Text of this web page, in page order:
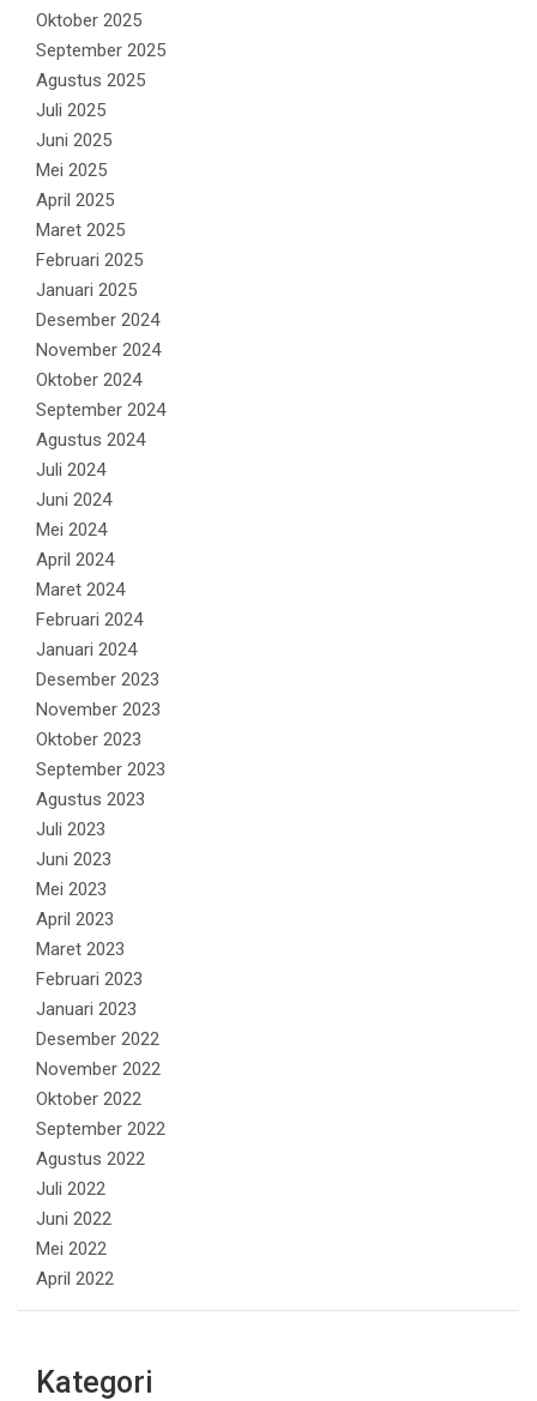
Oktober 2025
September 2025
Agustus 2025
Juli 2025
Juni 2025
Mei 2025
April 2025
Maret 2025
Februari 2025
Januari 2025
Desember 2024
November 2024
Oktober 2024
September 2024
Agustus 2024
Juli 2024
Juni 2024
Mei 2024
April 2024
Maret 2024
Februari 2024
Januari 2024
Desember 2023
November 2023
Oktober 2023
September 2023
Agustus 2023
Juli 2023
Juni 2023
Mei 2023
April 2023
Maret 2023
Februari 2023
Januari 2023
Desember 2022
November 2022
Oktober 2022
September 2022
Agustus 2022
Juli 2022
Juni 2022
Mei 2022
April 2022
Kategori